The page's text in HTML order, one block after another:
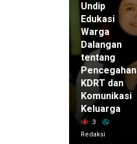
Undip
Edukasi
Warga
Dalangan
tentang
Pencegahan
KDRT dan
Komunikasi
Keluarga
3
Redaksi